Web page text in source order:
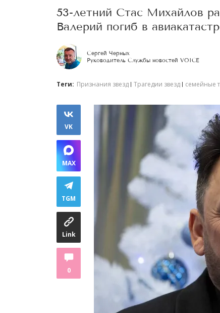
53-летний Стас Михайлов
Валерий погиб в
Сергей Черных
Руководитель Службы новостей VOICE
Теги: Признания звезд Трагедии звезд семейные
VK
MAX
TGM
Link
0